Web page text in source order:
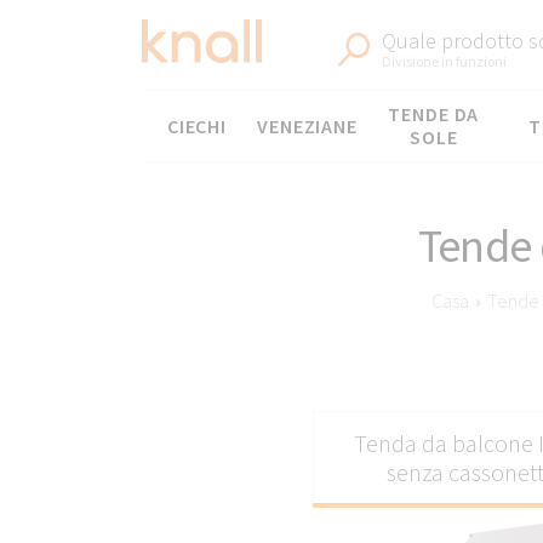
Quale prodotto
Divisione in funzioni
Menù
CIECHI VENEZIANE
TENDE DA
SOLE
Casa › Tende
Le tende da
esigenze
mantenere una
il giorno. Il loro
Tenda da balcone
senza